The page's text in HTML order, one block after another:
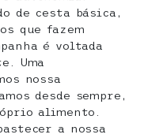
de cesta básica,
que fazem
é voltada
Uma
nossa
desde sempre,
alimento.
a nossa